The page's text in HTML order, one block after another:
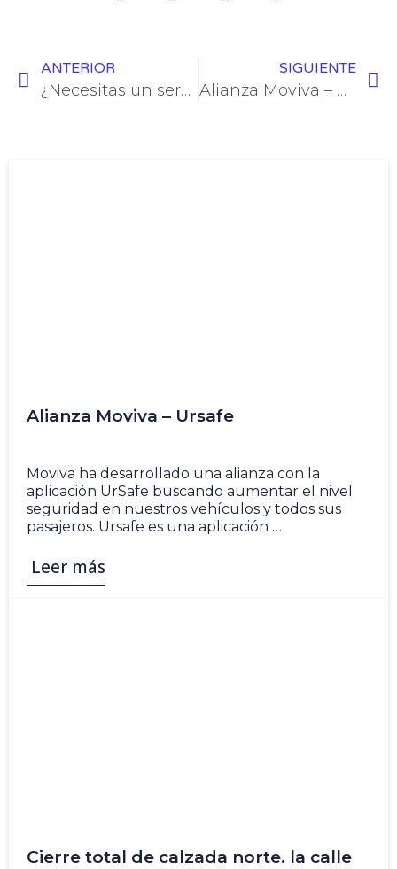
ANTERIOR
¿Necesitas un servicio de taxi?Movilízate de manera fácil y segura con Moviva
SIGUIENTE
Alianza Moviva – Ursafe
Alianza Moviva – Ursafe
Moviva ha desarrollado una alianza con la
aplicación UrSafe buscando aumentar el nivel
seguridad en nuestros vehículos y todos sus
pasajeros. Ursafe es una aplicación …
Leer más
Cierre total de calzada norte. la calle